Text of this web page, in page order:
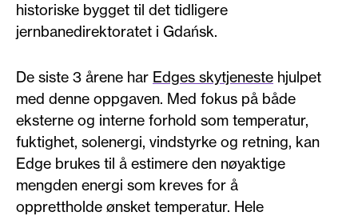
historiske bygget til det tidligere
jernbanedirektoratet i Gdańsk.
De siste 3 årene har Edges skytjeneste hjulpet
med denne oppgaven. Med fokus på både
eksterne og interne forhold som temperatur,
fuktighet, solenergi, vindstyrke og retning, kan
Edge brukes til å estimere den nøyaktige
mengden energi som kreves for å
opprettholde ønsket temperatur. Hele